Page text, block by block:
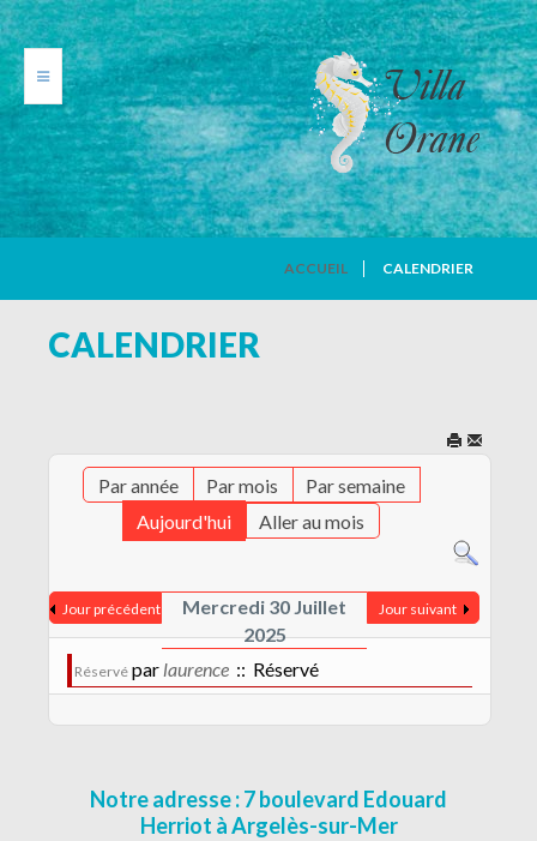
AVIS DE VACANCIERS
CONTACT
MENTIONS LÉGALES
ACCUEIL CALENDRIER
CALENDRIER
Par année Par mois
Par semaine
Aujourd'hui
Aller au mois
Jour précédent
Mercredi 30 Juillet
2025
Jour suivant
Réservé par laurence :: Réservé
Notre adresse : 7 boulevard Edouard
Herriot à Argelès-sur-Mer